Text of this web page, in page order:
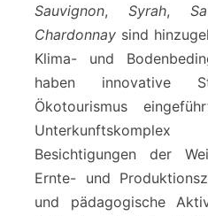
Sauvignon, Syrah,
Chardonnay sind
Klima- und
haben innovative
Ökotourismus
Besichtigungen der
Ernte- und
und pädagogische